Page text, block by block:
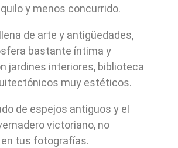
y menos concurrido.
de arte y antigüedades,
bastante íntima y
jardines interiores, biblioteca
muy estéticos.
de espejos antiguos y el
victoriano, no
tus fotografías.